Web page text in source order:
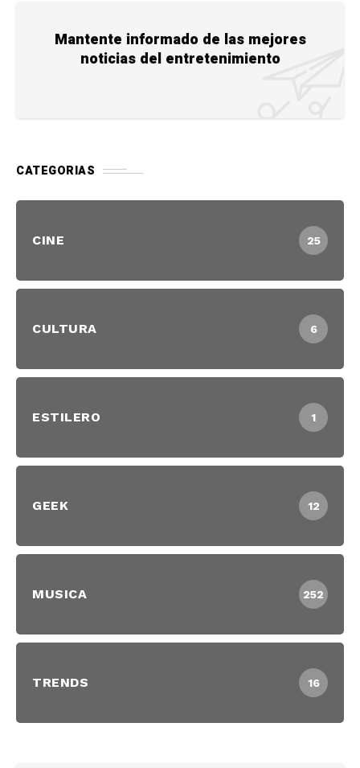
Mantente informado de las mejores
noticias del entretenimiento
CATEGORIAS
CINE 25
CULTURA 6
ESTILERO 1
GEEK 12
MUSICA 252
TRENDS 16